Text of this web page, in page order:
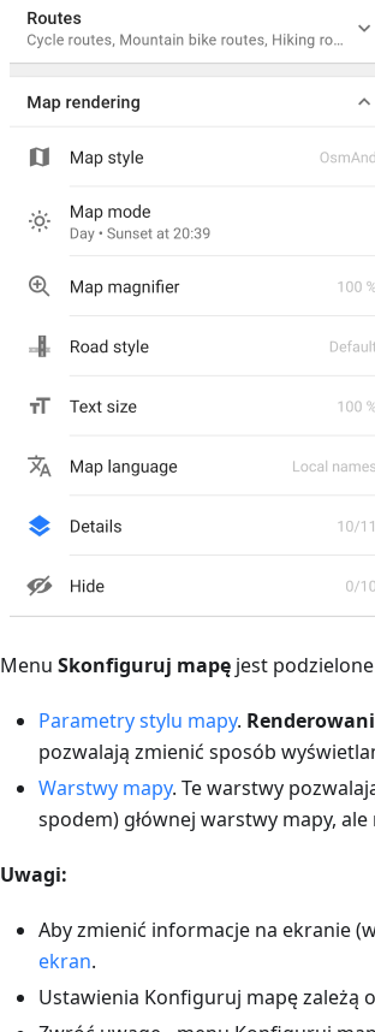
Menu Skonfiguruj mapę jest
Parametry stylu mapy.
pozwalają zmienić sposób
Warstwy mapy. Te warstwy
spodem) głównej warstwy mapy,
Uwagi:
Aby zmienić informacje na ekranie
ekran.
Ustawienia Konfiguruj mapę zależą